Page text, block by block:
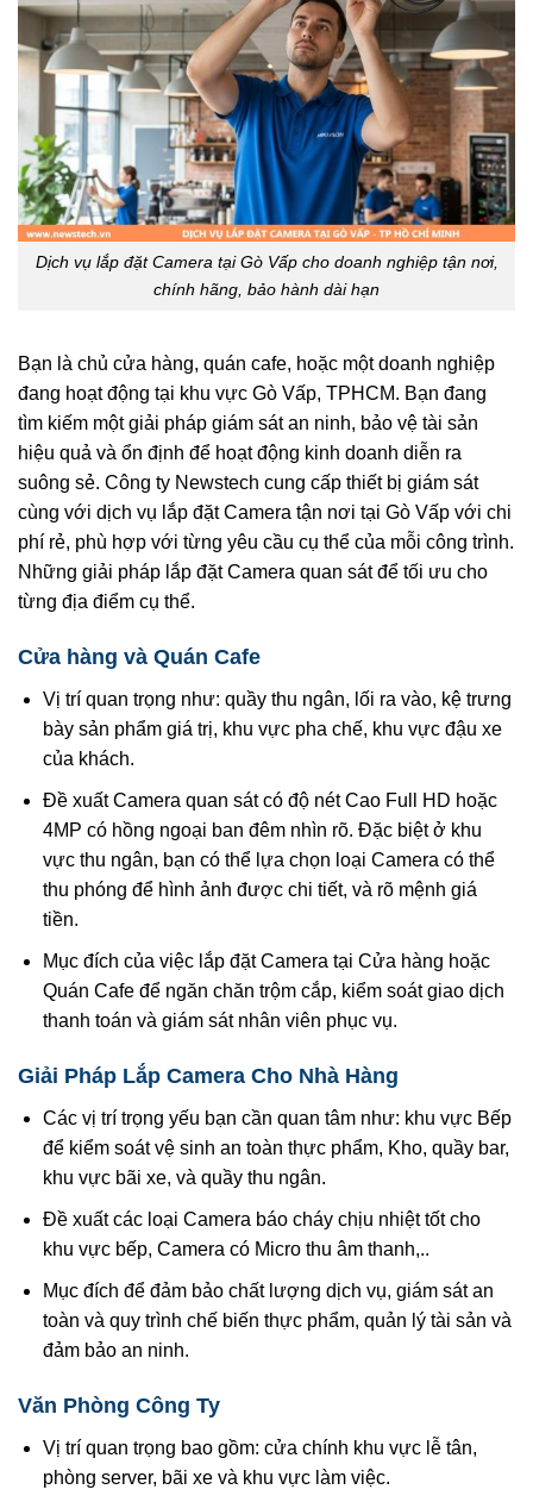
Dịch vụ lắp đặt Camera tại Gò Vấp cho doanh nghiệp tận nơi,
chính hãng, bảo hành dài hạn
Bạn là chủ cửa hàng, quán cafe, hoặc một doanh nghiệp
đang hoạt động tại khu vực Gò Vấp, TPHCM. Bạn đang
tìm kiếm một giải pháp giám sát an ninh, bảo vệ tài sản
hiệu quả và ổn định để hoạt động kinh doanh diễn ra
suông sẻ. Công ty Newstech cung cấp thiết bị giám sát
cùng với dịch vụ lắp đặt Camera tận nơi tại Gò Vấp với chi
phí rẻ, phù hợp với từng yêu cầu cụ thể của mỗi công trình.
Những giải pháp lắp đặt Camera quan sát để tối ưu cho
từng địa điểm cụ thể.
Cửa hàng và Quán Cafe
Vị trí quan trọng như: quầy thu ngân, lối ra vào, kệ trưng
bày sản phẩm giá trị, khu vực pha chế, khu vực đậu xe
của khách.
Đề xuất Camera quan sát có độ nét Cao Full HD hoặc
4MP có hồng ngoại ban đêm nhìn rõ. Đặc biệt ở khu
vực thu ngân, bạn có thể lựa chọn loại Camera có thể
thu phóng để hình ảnh được chi tiết, và rõ mệnh giá
tiền.
Mục đích của việc lắp đặt Camera tại Cửa hàng hoặc
Quán Cafe để ngăn chăn trộm cắp, kiểm soát giao dịch
thanh toán và giám sát nhân viên phục vụ.
Giải Pháp Lắp Camera Cho Nhà Hàng
Các vị trí trọng yếu bạn cần quan tâm như: khu vực Bếp
để kiểm soát vệ sinh an toàn thực phẩm, Kho, quầy bar,
khu vực bãi xe, và quầy thu ngân.
Đề xuất các loại Camera báo cháy chịu nhiệt tốt cho
khu vực bếp, Camera có Micro thu âm thanh,..
Mục đích để đảm bảo chất lượng dịch vụ, giám sát an
toàn và quy trình chế biến thực phẩm, quản lý tài sản và
đảm bảo an ninh.
Văn Phòng Công Ty
Vị trí quan trọng bao gồm: cửa chính khu vực lễ tân,
phòng server, bãi xe và khu vực làm việc.